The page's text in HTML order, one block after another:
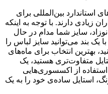
استاندارد بین‌المللی برای
زیادی دارند. با توجه به اینکه
سایز شما مدام در حال
یک بند می‌توانید سایز لباس را
بهترین انتخاب برای ماه‌های
متفاوت‌تری هستید، یک
از اکسسوری‌هایی
استایل ساده‌ی خود را به یک